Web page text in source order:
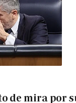
de mira por